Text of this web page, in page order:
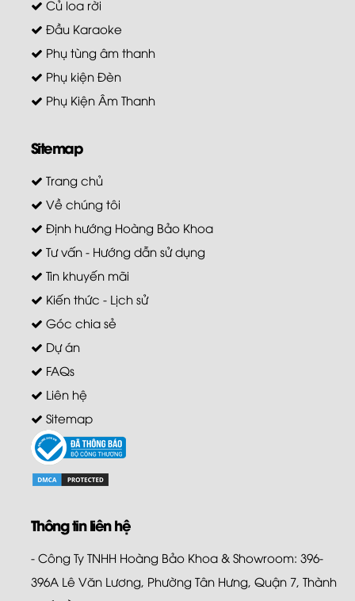
Củ loa rời
Đầu Karaoke
Phụ tùng âm thanh
Phụ kiện Đèn
Phụ Kiện Âm Thanh
Sitemap
Trang chủ
Về chúng tôi
Định hướng Hoàng Bảo Khoa
Tư vấn - Hướng dẫn sử dụng
Tin khuyến mãi
Kiến thức - Lịch sử
Góc chia sẻ
Dự án
FAQs
Liên hệ
Sitemap
Thông tin liên hệ
- Công Ty TNHH Hoàng Bảo Khoa & Showroom: 396-
396A Lê Văn Lương, Phường Tân Hưng, Quận 7, Thành